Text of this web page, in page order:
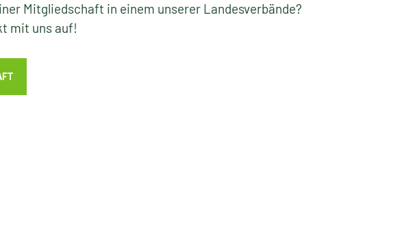
Mitgliedschaft in einem unserer Landesverbände?
mit uns auf!